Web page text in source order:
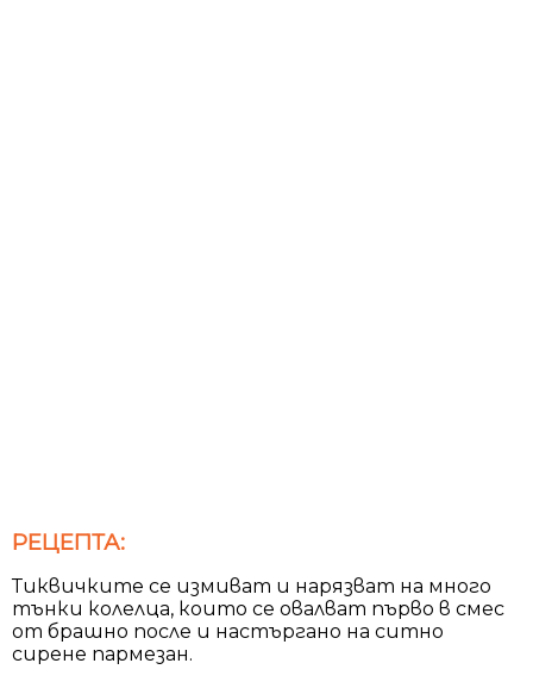
РЕЦЕПТА:
Тиквичките се измиват и нарязват на много
тънки колелца, които се овалват първо в смес
от брашно после и настъргано на ситно
сирене пармезан.